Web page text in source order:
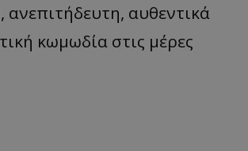
ανεπιτήδευτη, αυθεντικά
κωμωδία στις μέρες